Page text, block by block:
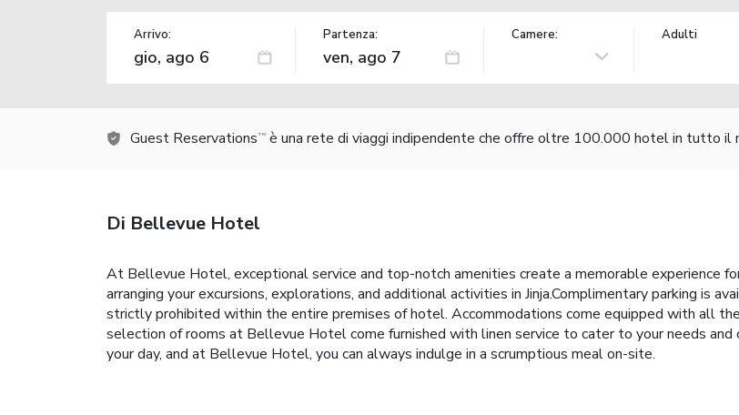
Arrivo: Partenza: Camere: Adulti
Guest Reservations TM è una rete di viaggi indipendente che offre oltre 100.000 hotel in tutto il
Di Bellevue Hotel
At Bellevue Hotel, exceptional service and top-notch amenities create a memorable experience
arranging your excursions, explorations, and additional activities in Jinja.Complimentary parking is
strictly prohibited within the entire premises of hotel. Accommodations come equipped with all
selection of rooms at Bellevue Hotel come furnished with linen service to cater to your needs
your day, and at Bellevue Hotel, you can always indulge in a scrumptious meal on-site.